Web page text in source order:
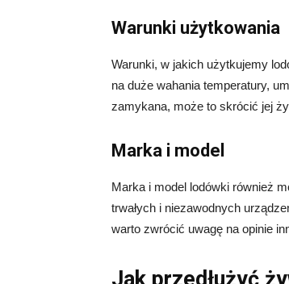
Warunki użytkowania
Warunki, w jakich użytkujemy
na duże wahania temperatury,
zamykana, może to skrócić jej
Marka i model
Marka i model lodówki również
trwałych i niezawodnych
warto zwrócić uwagę na opinie